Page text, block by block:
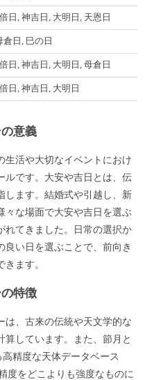
日, 神吉日, 大明日, 天恩日
倉日, 巳の日
日, 神吉日, 大明日, 母倉日
日, 神吉日, 大明日
意義
生活や大切なイベントにおけ
ルです。大安や吉日とは、伝
します。結婚式や引越し、新
々な場面で大安や吉日を選ぶ
れてきました。日常の選択か
良い日を選ぶことで、前向き
ます。
特徴
は、古来の伝統や天文学的な
しています。また、節月と
精度な天体データベース
度をどこよりも強度なものに